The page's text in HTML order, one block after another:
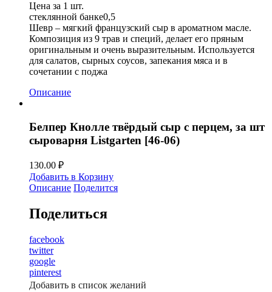
Цена за 1 шт.
стеклянной банке0,5
Шевр – мягкий французский сыр в ароматном масле.
Композиция из 9 трав и специй, делает его пряным
оригинальным и очень выразительным. Используется
для салатов, сырных соусов, запекания мяса и в
сочетании с поджа
Описание
Белпер Кнолле твёрдый сыр с перцем, за шт
сыроварня Listgarten [46-06)
130.00 ₽
Добавить в Корзину
Описание Поделится
Поделиться
facebook
twitter
google
pinterest
Добавить в список желаний